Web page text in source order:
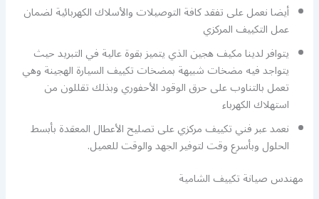
أيضا نعمل على تفقد كافة التوصيلات والأسلاك الكهربائية لضمان
عمل التكييف المركزي
يتوافر لدينا مكيف هجين الذي يتميز بقوة عالية في التبريد حيث
يتواجد فيه مضخات شبيهة بمضخات تكييف السيارة الهجينة وهي
تعمل بالتناوب على حرق الوقود الأحفوري وبذلك تقللون من
استهلاك الكهرباء
نعمد عبر فني تكييف مركزي على تصليح الأعطال المعقدة بأبسط
الحلول وبأسرع وقت لتوفير الجهد والوقت للعميل.
مهندس صيانة تكييف الشامية